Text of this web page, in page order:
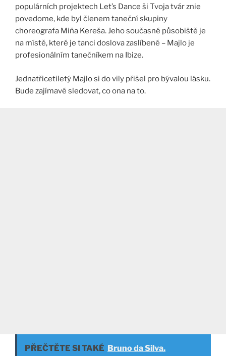
populárních projektech Let’s Dance ši Tvoja tvár znie
povedome, kde byl členem taneční skupiny
choreografa Miňa Kereša. Jeho současné působiště je
na místě, které je tanci doslova zaslíbené – Majlo je
profesionálním tanečníkem na Ibize.
Jednatřicetiletý Majlo si do vily přišel pro bývalou lásku.
Bude zajímavé sledovat, co ona na to.
PŘEČTĚTE SI TAKÉ Bruno da Silva.